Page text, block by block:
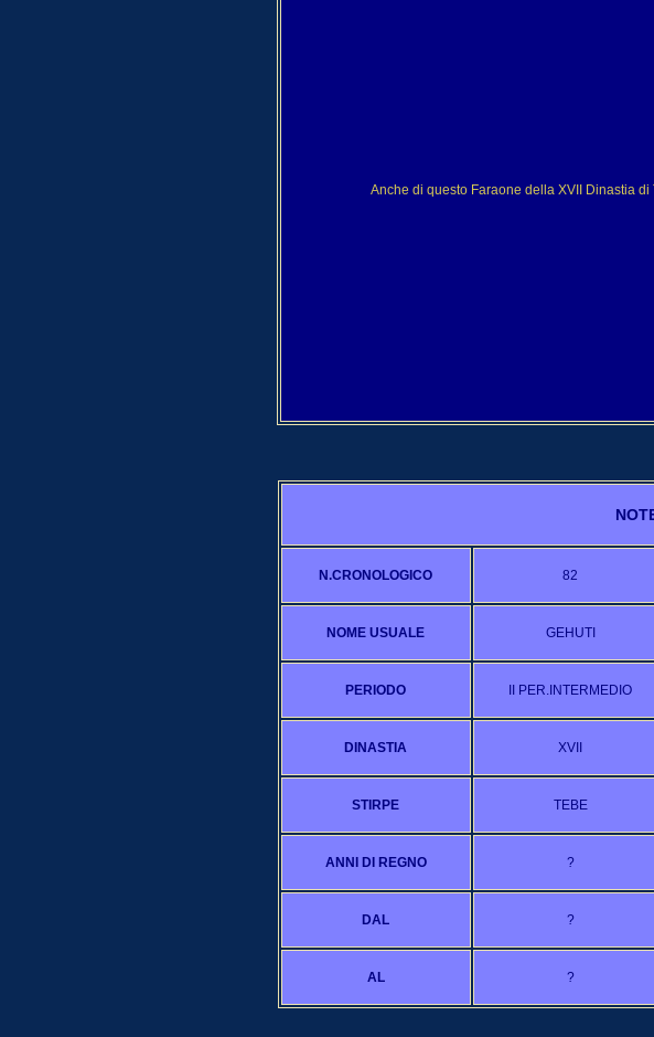
Anche di questo Faraone della XVII Dinastia
N.CRONOLOGICO 82
NOME USUALE GEHUTI
PERIODO II PER.INTERMEDIO
DINASTIA XVII
STIRPE TEBE
ANNI DI REGNO ?
DAL ?
AL ?